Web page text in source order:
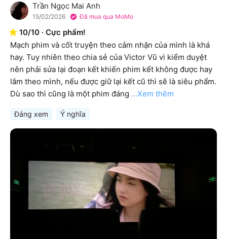
T Trần Ngọc Mai Anh
15/02/2026 Đã mua qua MoMo
10/10 · Cực phẩm!
Mạch phim và cốt truyện theo cảm nhận của mình là khá
hay. Tuy nhiên theo chia sẻ của Victor Vũ vì kiểm duyệt
nên phải sửa lại đoạn kết khiến phim kết không được hay
lắm theo mình, nếu được giữ lại kết cũ thì sẽ là siêu phẩm.
Dù sao thì cũng là một phim đáng ...Xem thêm
Đáng xem Ý nghĩa